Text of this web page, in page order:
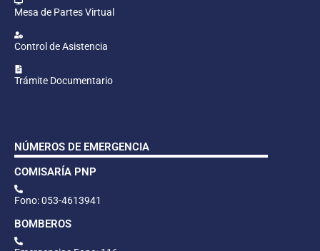
Mesa de Partes Virtual
Control de Asistencia
Trámite Documentario
NÚMEROS DE EMERGENCIA
COMISARÍA PNP
Fono: 053-4613941
BOMBEROS